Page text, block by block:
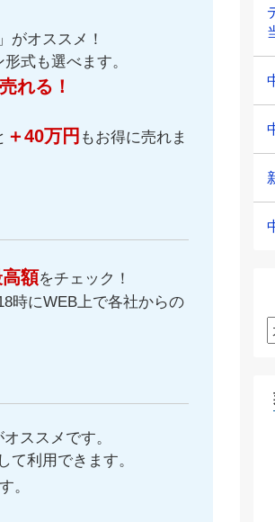
」がオススメ！
式も選べます。
れる！
＋40万円 もお得に売れま
額をチェック！
時にWEB上で各社からの
オススメです。
て利用できます。
。